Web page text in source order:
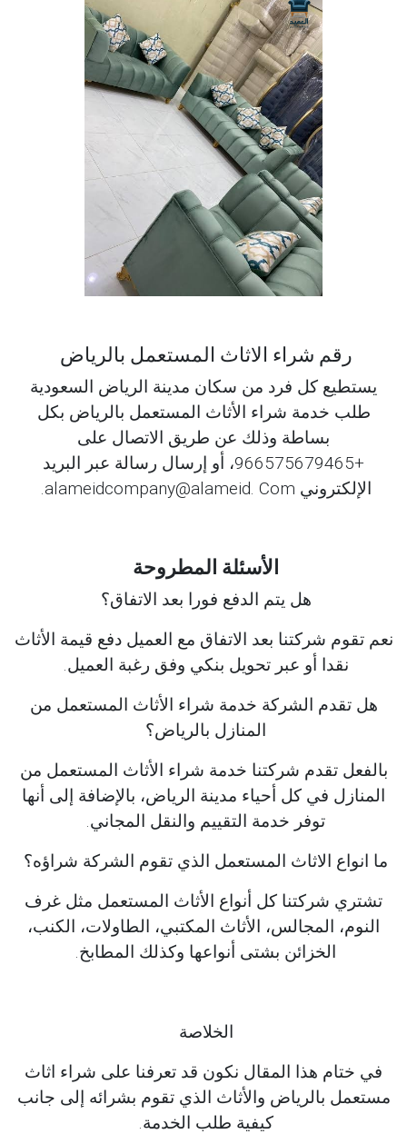
رقم شراء الاثاث المستعمل بالرياض
يستطيع كل فرد من سكان مدينة الرياض السعودية
طلب خدمة شراء الأثاث المستعمل بالرياض بكل
بساطة وذلك عن طريق الاتصال على
+966575679465، أو إرسال رسالة عبر البريد
الإلكتروني alameidcompany@alameid. Com.
الأسئلة المطروحة
هل يتم الدفع فورا بعد الاتفاق؟
نعم تقوم شركتنا بعد الاتفاق مع العميل دفع قيمة الأثاث
نقدا أو عبر تحويل بنكي وفق رغبة العميل.
هل تقدم الشركة خدمة شراء الأثاث المستعمل من
المنازل بالرياض؟
بالفعل تقدم شركتنا خدمة شراء الأثاث المستعمل من
المنازل في كل أحياء مدينة الرياض، بالإضافة إلى أنها
توفر خدمة التقييم والنقل المجاني.
ما انواع الاثاث المستعمل الذي تقوم الشركة شراؤه؟
تشتري شركتنا كل أنواع الأثاث المستعمل مثل غرف
النوم، المجالس، الأثاث المكتبي، الطاولات، الكنب،
الخزائن بشتى أنواعها وكذلك المطابخ.
الخلاصة
في ختام هذا المقال نكون قد تعرفنا على شراء اثاث
مستعمل بالرياض والأثاث الذي تقوم بشرائه إلى جانب
كيفية طلب الخدمة.